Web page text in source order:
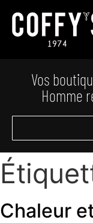
Vos
Homme
Chaleur